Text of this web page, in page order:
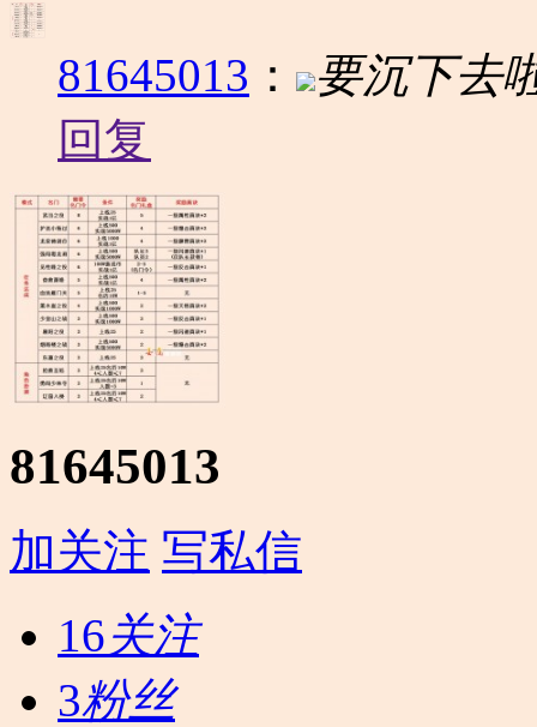
81645013 ：
要沉下去
回复
81645013
加关注 写私信
16关注
3粉丝